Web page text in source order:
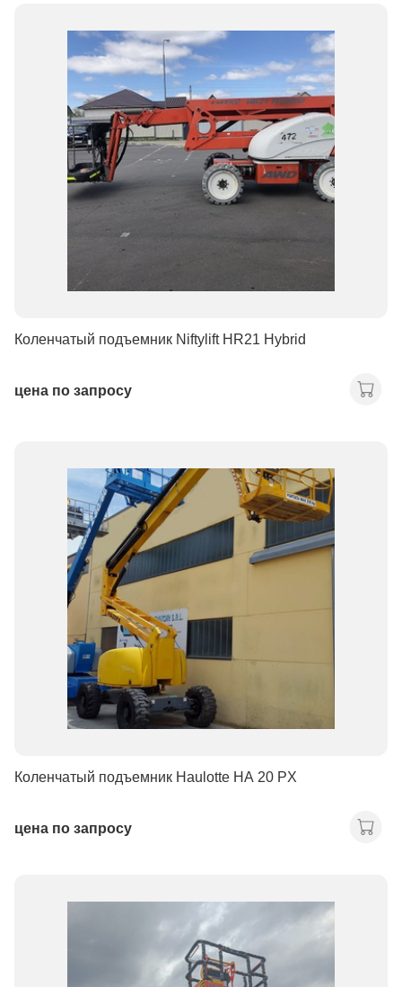
Коленчатый подъемник Niftylift HR21 Hybrid
цена по запросу
Коленчатый подъемник Haulotte HA 20 PX
цена по запросу